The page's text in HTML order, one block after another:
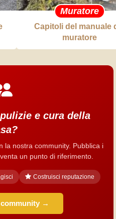
Muratore
Capitoli del manuale
muratore
e cura della
la nostra community. Pubblica i
un punto di riferimento.
Costruisci reputazione
→